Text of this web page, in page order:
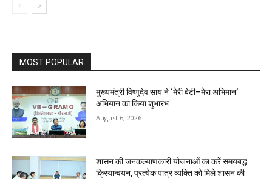
MOST POPULAR
मुख्यमंत्री विष्णुदेव साय ने ‘मेरी बेटी–मेरा अभिमान’
अभियान का किया शुभारंभ
August 6, 2026
शासन की जनकल्याणकारी योजनाओं का करें समयबद्ध
क्रियान्वयन, प्रत्येक पात्र व्यक्ति को मिले शासन की